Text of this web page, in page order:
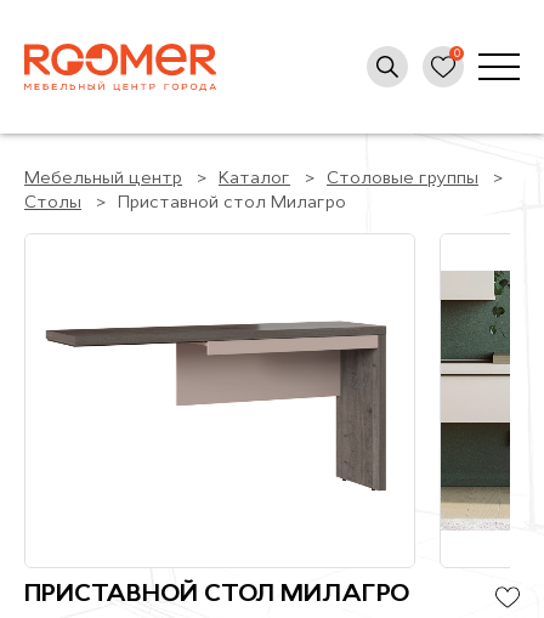
Мебельный центр Каталог
Столовые группы
Столы
Приставной стол Милагро
ПРИСТАВНОЙ СТОЛ МИЛАГРО